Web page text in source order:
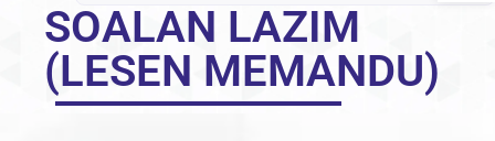
SOALAN LAZIM
(LESEN MEMANDU)